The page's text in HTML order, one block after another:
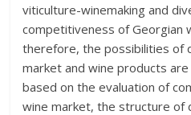
viticulture-winemaking and
competitiveness of Georgian
therefore, the possibilities of
market and wine products
based on the evaluation of
wine market, the structure of